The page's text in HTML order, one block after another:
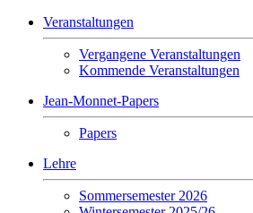
Veranstaltungen
Vergangene Veranstaltungen
Kommende Veranstaltungen
Jean-Monnet-Papers
Papers
Lehre
Sommersemester 2026